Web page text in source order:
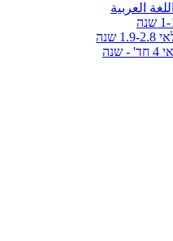
العربية